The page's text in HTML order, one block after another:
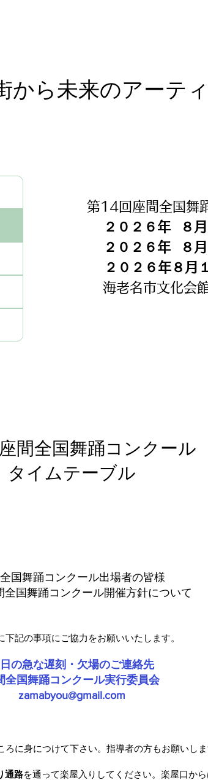
から未来のアーテ
第14回座間全国舞
２０２６年 ８
２０２６年 ８
２０２６年８月
海老名市文化会
間全国舞踊コンクール
タイムテーブル
国舞踊コンクール出場者の皆様
全国舞踊コンクール開催方針について
記の事項にご協力をお願いいたします。
の急な遅刻・欠場のご連絡先
全国舞踊コンクール実行委員会
zamabyou@gmail.com
に身につけて下さい。指導者の方もお願いしま
通路を通って楽屋入りしてください。楽屋口から